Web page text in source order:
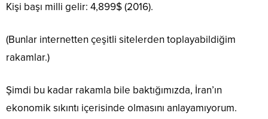
Kişi başı milli gelir: 4,899$ (2016).
(Bunlar internetten çeşitli sitelerden toplayabildiğim
rakamlar.)
Şimdi bu kadar rakamla bile baktığımızda, İran’ın
ekonomik sıkıntı içerisinde olmasını anlayamıyorum.